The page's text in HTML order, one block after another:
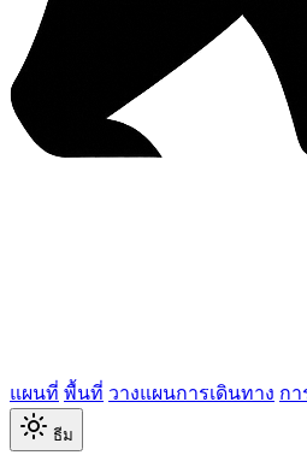
แผนที่ พื้นที่ วางแผนการเดินทาง กา
ธีม